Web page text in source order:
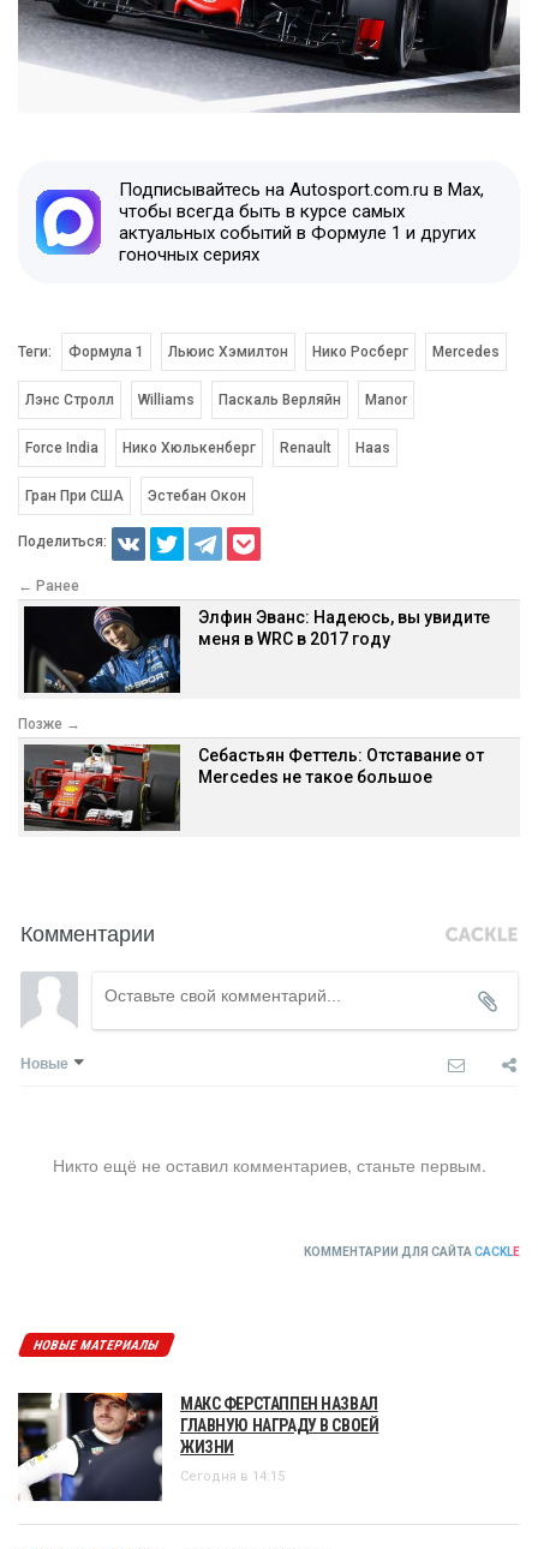
Подписывайтесь на Autosport.com.ru в Max,
чтобы всегда быть в курсе самых
актуальных событий в Формуле 1 и других
гоночных сериях
Теги: Формула 1 Льюис Хэмилтон Нико Росберг Mercedes
Лэнс Стролл Williams Паскаль Верляйн Manor
Force India Нико Хюлькенберг Renault Haas
Гран При США Эстебан Окон
Поделиться:
← Ранее
Элфин Эванс: Надеюсь, вы увидите
меня в WRC в 2017 году
Позже →
Себастьян Феттель: Отставание от
Mercedes не такое большое
Комментарии
Новые
Никто ещё не оставил комментариев, станьте первым.
КОММЕНТАРИИ ДЛЯ САЙТА CACKLE
НОВЫЕ МАТЕРИАЛЫ
МАКС ФЕРСТАППЕН НАЗВАЛ
ГЛАВНУЮ НАГРАДУ В СВОЕЙ
ЖИЗНИ
Сегодня в 14:15